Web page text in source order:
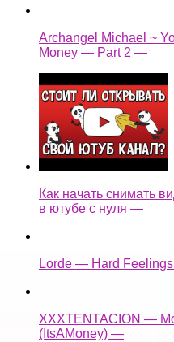
Archangel Michael ~
Money — Part 2 —
Как начать снимать
в ютубе с нуля —
Lorde — Hard
XXXTENTACION —
(ItsAMoney) —